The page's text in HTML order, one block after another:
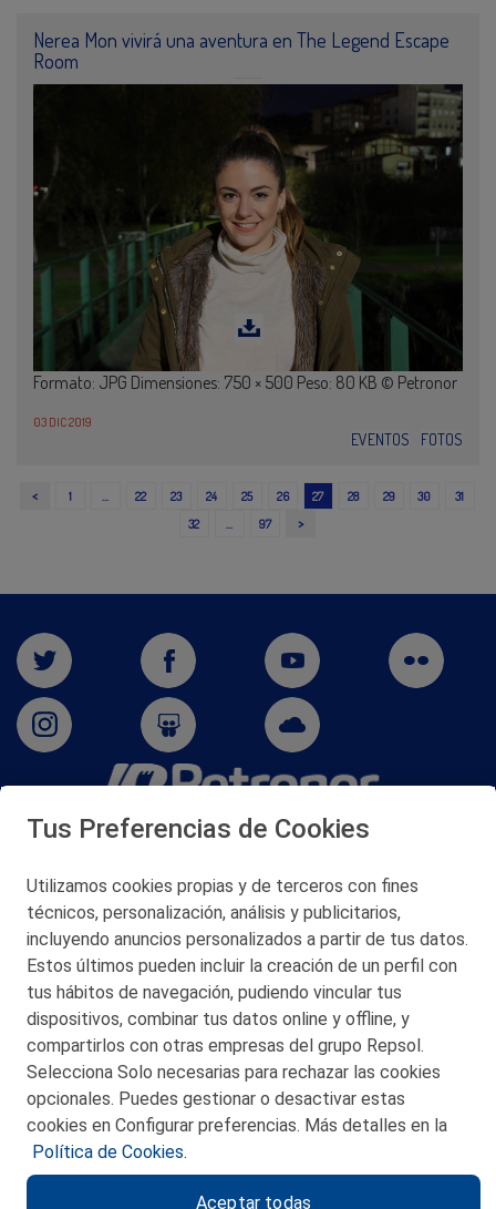
Nerea Mon vivirá una aventura en The Legend Escape
Room
Formato: JPG Dimensiones: 750 × 500 Peso: 80 KB © Petronor
03 DIC 2019
EVENTOS FOTOS
< 1 … 22 23 24 25 26 27 28 29 30
31
32
… 97 >
San Martín 5-Edificio Muñatones,
© 2026 Petronor S.A.
CONTACTO
MAPA WEB
POLITICA DE PRIVACIDAD
Tus Preferencias de Cookies
Utilizamos cookies propias y de terceros con fines
técnicos, personalización, análisis y publicitarios,
incluyendo anuncios personalizados a partir de tus datos.
Estos últimos pueden incluir la creación de un perfil con
tus hábitos de navegación, pudiendo vincular tus
dispositivos, combinar tus datos online y offline, y
compartirlos con otras empresas del grupo Repsol.
Selecciona Solo necesarias para rechazar las cookies
opcionales. Puedes gestionar o desactivar estas
cookies en Configurar preferencias. Más detalles en la
Política de Cookies.
Aceptar todas